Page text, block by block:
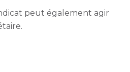
peut également agir